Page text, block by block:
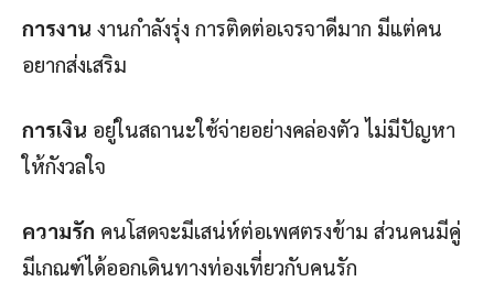
การงาน งานกำลังรุ่ง การติดต่อเจรจาดีมาก มีแต่คน
อยากส่งเสริม
การเงิน อยู่ในสถานะใช้จ่ายอย่างคล่องตัว ไม่มีปัญหา
ให้กังวลใจ
ความรัก คนโสดจะมีเสน่ห์ต่อเพศตรงข้าม ส่วนคนมีคู่
มีเกณฑ์ได้ออกเดินทางท่องเที่ยวกับคนรัก